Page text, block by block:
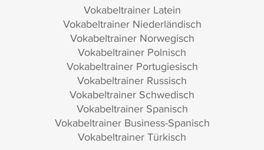
Vokabeltrainer Latein
Vokabeltrainer Niederländisch
Vokabeltrainer Norwegisch
Vokabeltrainer Polnisch
Vokabeltrainer Portugiesisch
Vokabeltrainer Russisch
Vokabeltrainer Schwedisch
Vokabeltrainer Spanisch
Vokabeltrainer Business-Spanisch
Vokabeltrainer Türkisch